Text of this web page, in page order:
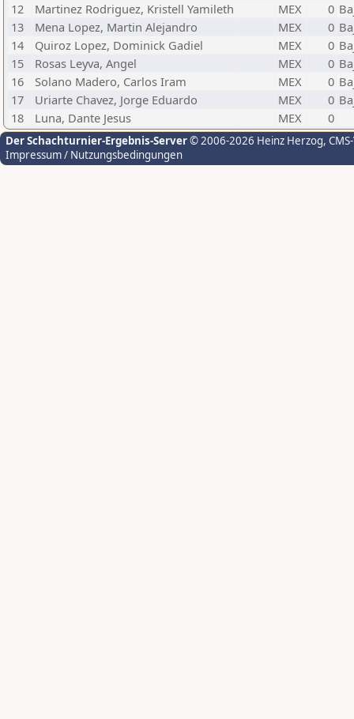
12
Martinez Rodriguez, Kristell Yamileth MEX 0
13
Mena Lopez, Martin Alejandro MEX 0
14
Quiroz Lopez, Dominick Gadiel MEX 0
15
Rosas Leyva, Angel MEX 0
16
Solano Madero, Carlos Iram MEX 0
17
Uriarte Chavez, Jorge Eduardo MEX 0
18
Luna, Dante Jesus MEX 0
Der Schachturnier-Ergebnis-Server© 2006-2026 Heinz Herzog,
Impressum / Nutzungsbedingungen